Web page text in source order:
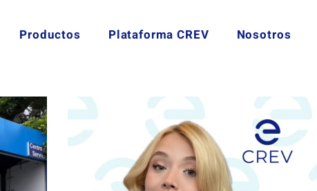
Productos Plataforma CREV Nosotros